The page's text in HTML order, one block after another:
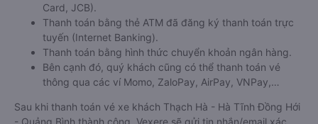
Card, JCB).
Thanh toán bằng thẻ ATM đã đăng ký thanh toán trực
tuyến (Internet Banking).
Thanh toán bằng hình thức chuyển khoản ngân hàng.
Bên cạnh đó, quý khách cũng có thể thanh toán vé
thông qua các ví Momo, ZaloPay, AirPay, VNPay,…
Sau khi thanh toán vé xe khách Thạch Hà - Hà Tĩnh Đồng Hới